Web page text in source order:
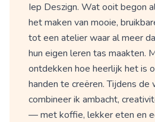
Iep Deszign. Wat ooit begon
het maken van mooie,
tot een atelier waar al meer
hun eigen leren tas maakten.
ontdekken hoe heerlijk het is
handen te creëren. Tijdens de
combineer ik ambacht,
— met koffie, lekker eten en